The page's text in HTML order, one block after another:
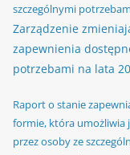
szczególnymi
Zarządzenie
zapewnienia
potrzebami na lata
Raport o stanie
formie, która umożliwia
przez osoby ze